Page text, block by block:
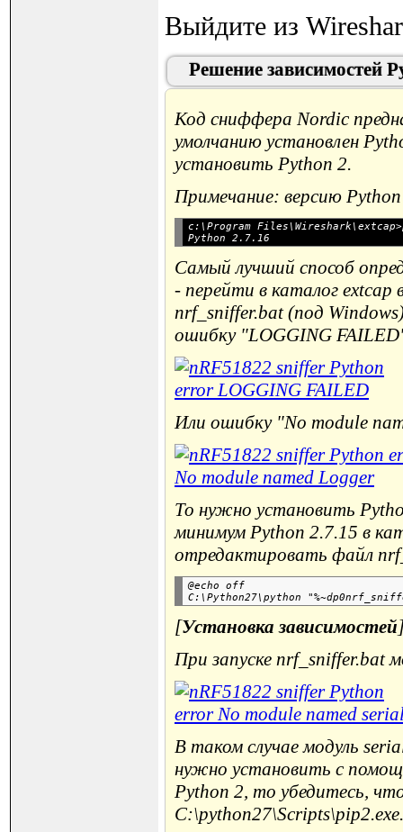
Выйдите из
Решение зависимостей
Код сниффера Nordic
умолчанию установлен
установить Python 2.
Примечание: версию
c:\Program
Самый лучший способ
- перейти в каталог extcap
nrf_sniffer.bat (под
ошибку "LOGGING
Или ошибку "No module
То нужно установить
минимум Python 2.7.15 в
отредактировать файл
@echo off
[Установка зависимостей
При запуске nrf_sniffer.bat
В таком случае модуль
нужно установить с
Python 2, то убедитесь,
C:\python27\Scripts\pip2.exe.